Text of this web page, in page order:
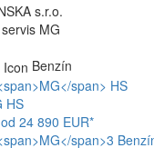
s.r.o.
MG
Benzín
HS
24 890 EUR*